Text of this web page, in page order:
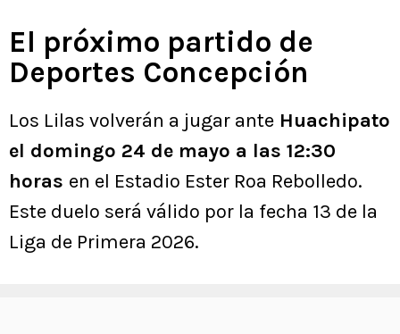
El próximo partido de
Deportes Concepción
Los Lilas volverán a jugar ante Huachipato
el domingo 24 de mayo a las 12:30
horas en el Estadio Ester Roa Rebolledo.
Este duelo será válido por la fecha 13 de la
Liga de Primera 2026.